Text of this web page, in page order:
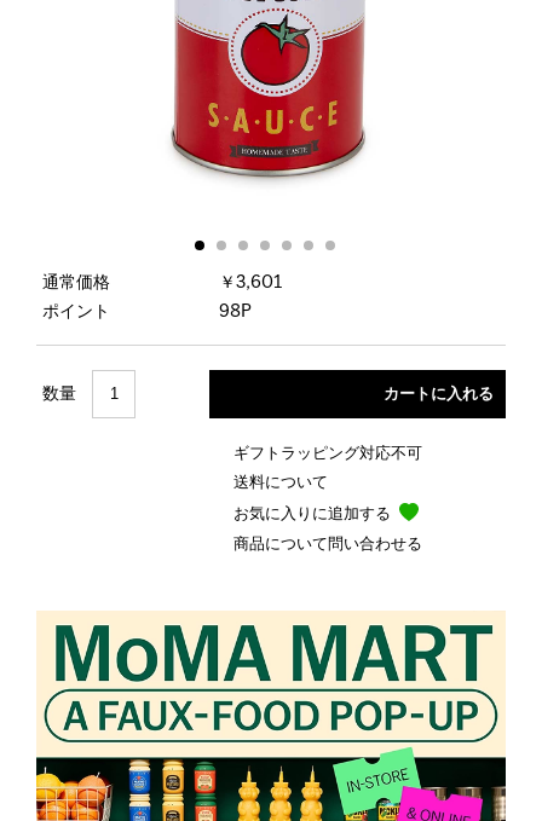
通常価格
￥3,601
ポイント
98P
数量
ギフトラッピング対応不可
送料について
お気に入りに追加する
商品について問い合わせる